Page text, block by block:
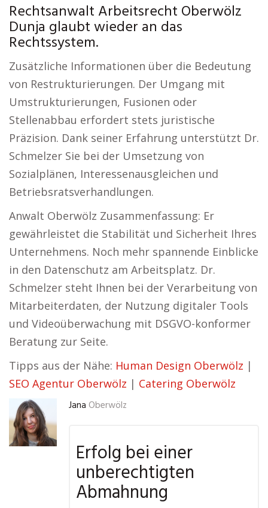
Rechtsanwalt Arbeitsrecht Oberwölz
Dunja glaubt wieder an das
Rechtssystem.
Zusätzliche Informationen über die Bedeutung
von Restrukturierungen. Der Umgang mit
Umstrukturierungen, Fusionen oder
Stellenabbau erfordert stets juristische
Präzision. Dank seiner Erfahrung unterstützt Dr.
Schmelzer Sie bei der Umsetzung von
Sozialplänen, Interessenausgleichen und
Betriebsratsverhandlungen.
Anwalt Oberwölz Zusammenfassung: Er
gewährleistet die Stabilität und Sicherheit Ihres
Unternehmens. Noch mehr spannende Einblicke
in den Datenschutz am Arbeitsplatz. Dr.
Schmelzer steht Ihnen bei der Verarbeitung von
Mitarbeiterdaten, der Nutzung digitaler Tools
und Videoüberwachung mit DSGVO-konformer
Beratung zur Seite.
Tipps aus der Nähe: Human Design Oberwölz |
SEO Agentur Oberwölz | Catering Oberwölz
Jana Oberwölz
Erfolg bei einer
unberechtigten
Abmahnung